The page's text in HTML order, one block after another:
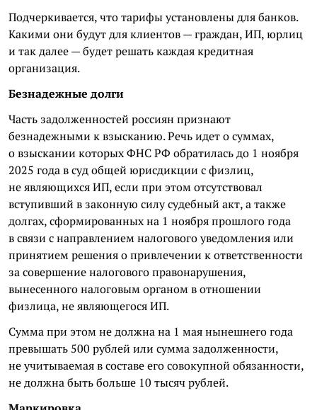
Подчеркивается, что тарифы установлены для банков.
Какими они будут для клиентов — граждан, ИП, юрлиц
и так далее — будет решать каждая кредитная
организация.
Безнадежные долги
Часть задолженностей россиян признают
безнадежными к взысканию. Речь идет о суммах,
о взыскании которых ФНС РФ обратилась до 1 ноября
2025 года в суд общей юрисдикции с физлиц,
не являющихся ИП, если при этом отсутствовал
вступивший в законную силу судебный акт, а также
долгах, сформированных на 1 ноября прошлого года
в связи с направлением налогового уведомления или
принятием решения о привлечении к ответственности
за совершение налогового правонарушения,
вынесенного налоговым органом в отношении
физлица, не являющегося ИП.
Сумма при этом не должна на 1 мая нынешнего года
превышать 500 рублей или сумма задолженности,
не учитываемая в составе его совокупной обязанности,
не должна быть больше 10 тысяч рублей.